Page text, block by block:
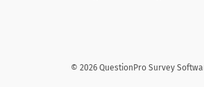
© 2026 QuestionPro Survey